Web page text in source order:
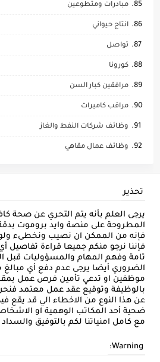
مبادرات ومتطوعين
انتاج حيواني
تواصل
كورونا
مرافقين كبار السن
مراقب كاميرات
وظائف شركات النفط والغاز
وظائف عمال مقاهي
تحذير
يرجى العلم بأنه يتم التحري عن صحة
المطروحة على منصة وايد بروموت
فإنه من الممكن ان نصيب ونخطىء ولو
فإننا نرجو منكم جميعا قراءة تفاصيل
تامة وفهم المهام والمسؤوليات قبل
الضروري أيضا يرجى عدم دفع أي مبالغ
موظفين او تدعي تأمين فرص عمل
بالوظيفة وتوقيع عقد عمل معتمد
عن هذا النوع من الاخطاء الي قد يقع
ضحية أحد المكاتب الوهمية او
مع كامل امنياتنا لكم بالتوفيق
Warning: